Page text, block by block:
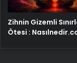
Zihnin Gizemli
Ötesi :